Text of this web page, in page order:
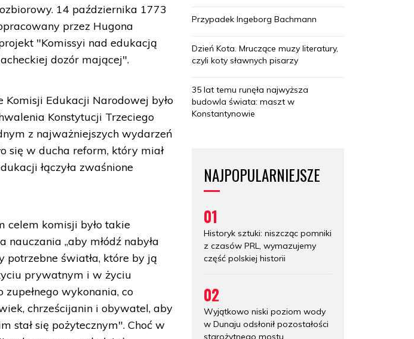
14 października 1773
przez Hugona
projekt "Komissyi nad edukacją
dozór mającej".
Komisji Edukacji Narodowej było
Konstytucji Trzeciego
z najważniejszych wydarzeń
się w ducha reform, który miał
łączyła zwaśnione
celem komisji było takie
nauczania „aby młódź nabyła
potrzebne światła, które by ją
prywatnym i w życiu
zupełnego wykonania, co
chrześcijanin i obywatel, aby
stał się pożytecznym". Choć w
Przypadek Ingeborg Bachmann
Dzień Kota. Mruczące muzy literatury,
czyli koty sławnych pisarzy
35 lat temu runęła najwyższa
budowla świata: maszt w
Konstantynowie
NAJPOPULARNIEJSZE
01
Historyk sztuki: niszcząc pomniki
z czasów PRL, wymazujemy
część polskiej historii
02
Wyjątkowo niski poziom wody
w Dunaju odsłonił pozostałości
starożytnego mostu